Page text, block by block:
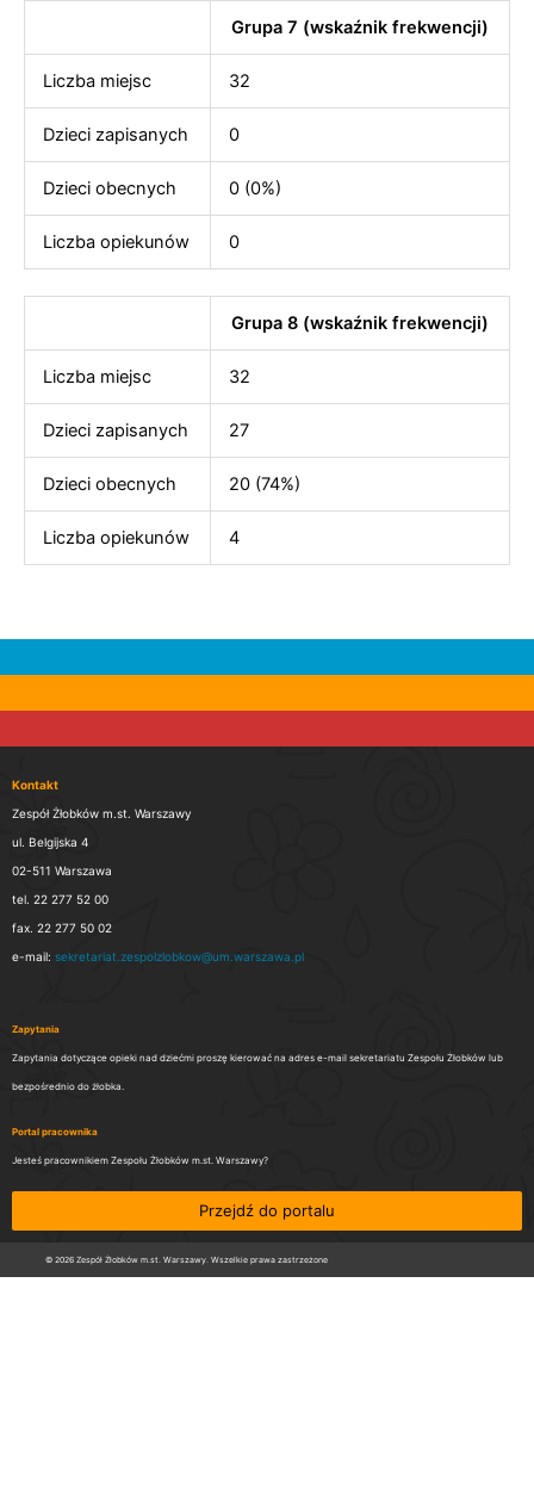
Grupa 7 (wskaźnik frekwencji)
Liczba miejsc 32
Dzieci zapisanych 0
Dzieci obecnych 0 (0%)
Liczba opiekunów 0
Grupa 8 (wskaźnik frekwencji)
Liczba miejsc 32
Dzieci zapisanych 27
Dzieci obecnych 20 (74%)
Liczba opiekunów 4
Kontakt
Zespół Żłobków m.st. Warszawy
ul. Belgijska 4
02-511 Warszawa
tel. 22 277 52 00
fax. 22 277 50 02
e-mail: sekretariat.zespolzlobkow@um.warszawa.pl
Zapytania
Zapytania dotyczące opieki nad dziećmi proszę kierować na adres e-mail sekretariatu Zespołu Żłobków lub
bezpośrednio do żłobka.
Portal pracownika
Jesteś pracownikiem Zespołu Żłobków m.st. Warszawy?
Przejdź do portalu
© 2026 Zespół Żłobków m.st. Warszawy. Wszelkie prawa zastrzeżone